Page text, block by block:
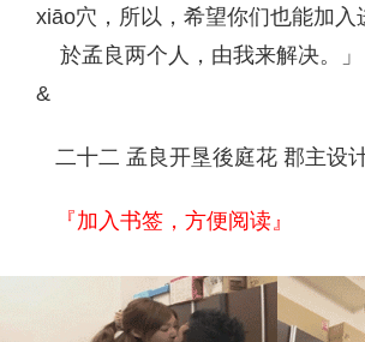
xiāo穴，所以，希望你们也能加入
於孟良两个人，由我来解决。」
&
二十二 孟良开垦後庭花 郡主设
『加入书签，方便阅读』